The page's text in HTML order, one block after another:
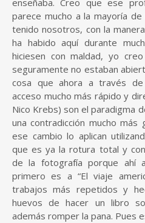
enseñaba. Creo que ese
parece mucho a la mayoría
tenido nosotros, con la
ha habido aquí durante
hiciesen con maldad, yo
seguramente no estaban
cosa que ahora a través
acceso mucho más rápido y
Nico Krebs) son el paradigma
una contradicción mucho
ese cambio lo aplican
que es ya la rotura total y
de la fotografía porque ahí
primero es a “El viaje
trabajos más repetidos y
huevos de hacer un libro
además romper la pana. Pues